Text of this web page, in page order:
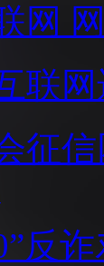
网
联网
征信
反